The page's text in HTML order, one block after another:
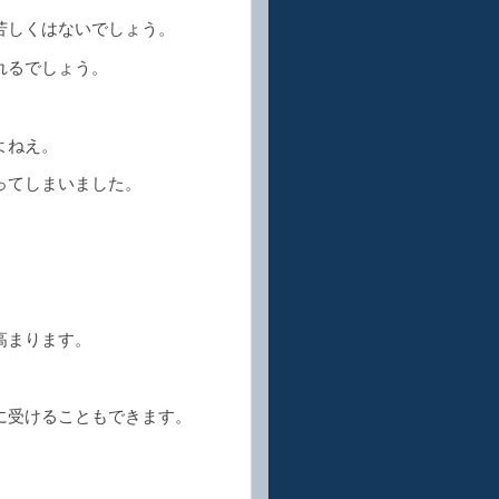
くはないでしょう。
でしょう。
え。
しまいました。
ります。
けることもできます。